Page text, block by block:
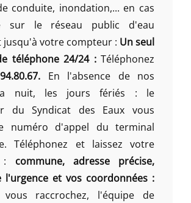
conduite, inondation,... en cas
sur le réseau public d'eau
jusqu'à votre compteur : Un seul
téléphone 24/24 :Téléphonez
En l'absence de nos
nuit, les jours fériés : le
du Syndicat des Eaux vous
numéro d'appel du terminal
Téléphonez et laissez votre
: commune, adresse précise,
l'urgence et vos coordonnées :
raccrochez, l'équipe de